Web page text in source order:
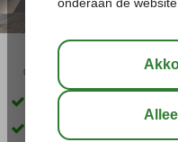
03:05
Zó op het strand
Prachtig groene tuin